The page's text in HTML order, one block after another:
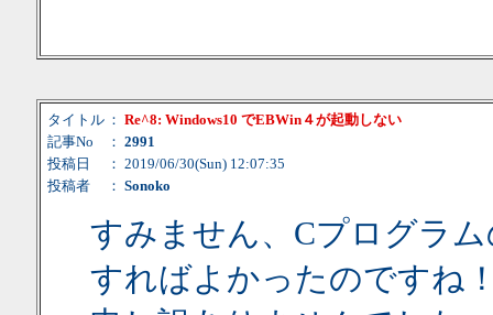
タイトル ： Re^8: Windows10 でEBWin４が起動しない
記事No
： 2991
投稿日
： 2019/06/30(Sun) 12:07:35
投稿者
： Sonoko
すみません、Cプログラ
すればよかったのですね